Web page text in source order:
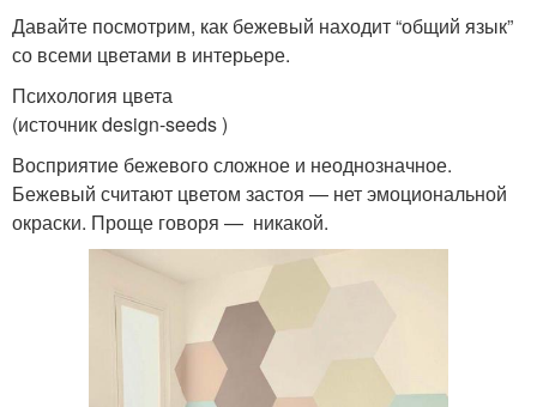
интерьер
Тона в интерьере Стен в интерьере
Давайте посмотрим, как бежевый находит “общий язык”
со всеми цветами в интерьере.
Психология цвета
(источник design-seeds )
Восприятие бежевого сложное и неоднозначное.
Бежевый считают цветом застоя — нет эмоциональной
окраски. Проще говоря — никакой.